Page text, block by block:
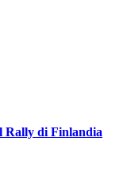
Rally di Finlandia